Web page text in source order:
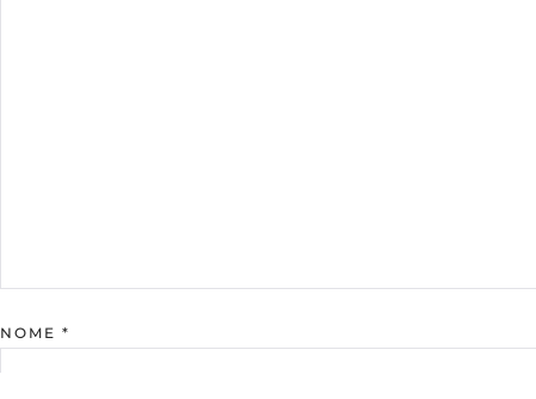
NOME *